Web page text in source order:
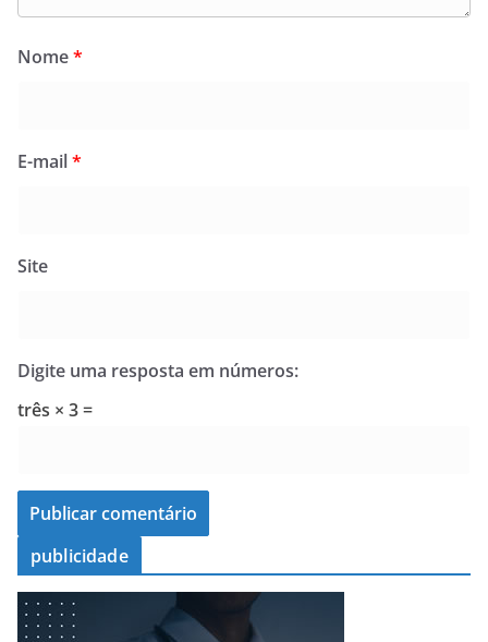
Nome*
E-mail*
Site
Digite uma resposta em números:
três × 3 =
publicidade